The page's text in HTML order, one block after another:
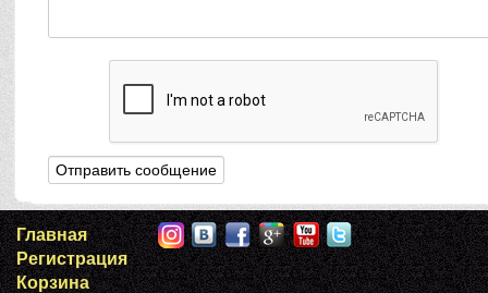
Главная
Регистрация
Корзина